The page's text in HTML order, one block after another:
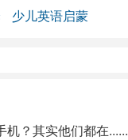
少儿英语启蒙
？其实他们都在......